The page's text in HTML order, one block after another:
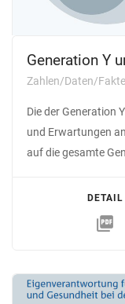
Generation Y
Zahlen/Daten/
Die der Generation
und Erwartungen
auf die gesamte
DETAIL
picture_as_pdf